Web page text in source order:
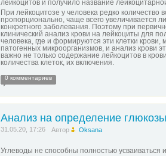
лейкоцитов и получило название
При лейкоцитозе у человека редко количество
пропорционально, чаще всего увеличивается
конкретного заболевания. Поэтому при
клинический анализ крови на лейкоциты для
человека, где и формируются эти клетки крови,
патогенных микроорганизмов, и анализ крови
важно не только содержание лейкоцитов в
количества клеток, их включения.
0 комментариев
Анализ на определение
31.05.20, 17:26 Автор Oksana
Углеводы не способны полностью